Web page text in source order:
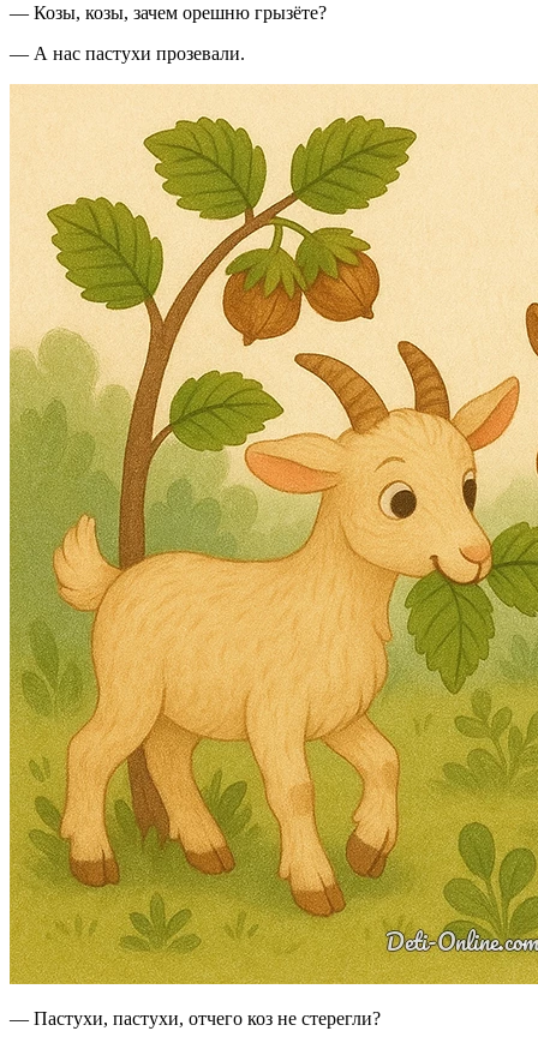
— Козы, козы, зачем орешню грызёте?
— А нас пастухи прозевали.
— Пастухи, пастухи, отчего коз не стерегли?